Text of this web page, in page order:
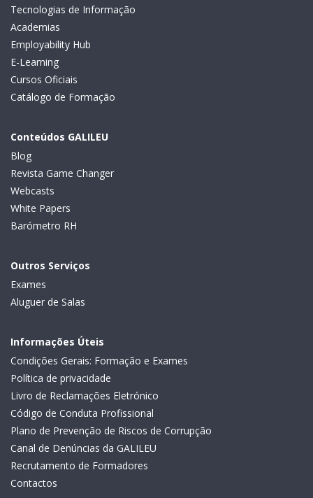
Tecnologias de Informação
Academias
Employability Hub
E-Learning
Cursos Oficiais
Catálogo de Formação
Conteúdos GALILEU
Blog
Revista Game Changer
Webcasts
White Papers
Barómetro RH
Outros Serviços
Exames
Aluguer de Salas
Informações Úteis
Condições Gerais: Formação e Exames
Política de privacidade
Livro de Reclamações Eletrónico
Código de Conduta Profissional
Plano de Prevenção de Riscos de Corrupção
Canal de Denúncias da GALILEU
Recrutamento de Formadores
Contactos